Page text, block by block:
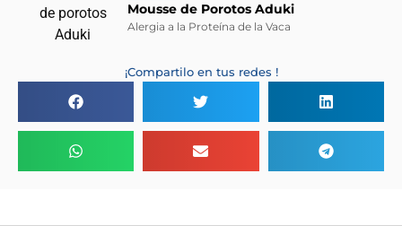
Mousse de Porotos Aduki
Alergia a la Proteína de la Vaca
¡Compartilo en tus redes !